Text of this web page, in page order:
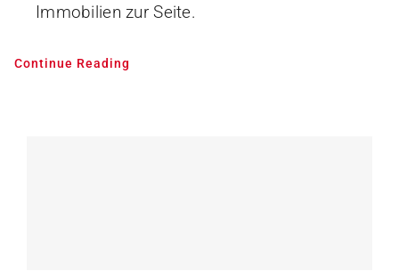
Immobilien zur Seite.
Continue Reading